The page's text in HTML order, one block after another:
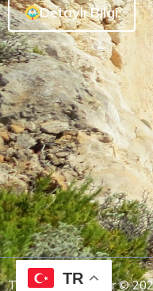
Detaylı Bilgi
Tüm Hakları Saklıdır ©
TR